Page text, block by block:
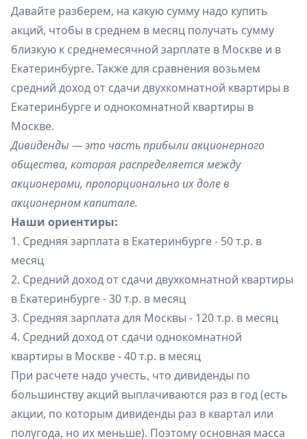
Давайте разберем, на какую сумму надо купить
акций, чтобы в среднем в месяц получать сумму
близкую к среднемесячной зарплате в Москве и в
Екатеринбурге. Также для сравнения возьмем
средний доход от сдачи двухкомнатной квартиры в
Екатеринбурге и однокомнатной квартиры в
Москве.
Дивиденды — это часть прибыли акционерного
общества, которая распределяется между
акционерами, пропорционально их доле в
акционерном капитале.
Наши ориентиры:
1. Средняя зарплата в Екатеринбурге - 50 т.р. в
месяц
2. Средний доход от сдачи двухкомнатной квартиры
в Екатеринбурге - 30 т.р. в месяц
3. Средняя зарплата для Москвы - 120 т.р. в месяц
4. Средний доход от сдачи однокомнатной
квартиры в Москве - 40 т.р. в месяц
При расчете надо учесть, что дивиденды по
большинству акций выплачиваются раз в год (есть
акции, по которым дивиденды раз в квартал или
полугода, но их меньше). Поэтому основная масса